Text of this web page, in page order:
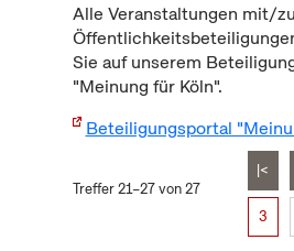
Alle Veranstaltungen mit/zu
Sie auf unserem
"Meinung für Köln".
Beteiligungsportal
Treffer 21–27 von 27
|<
3